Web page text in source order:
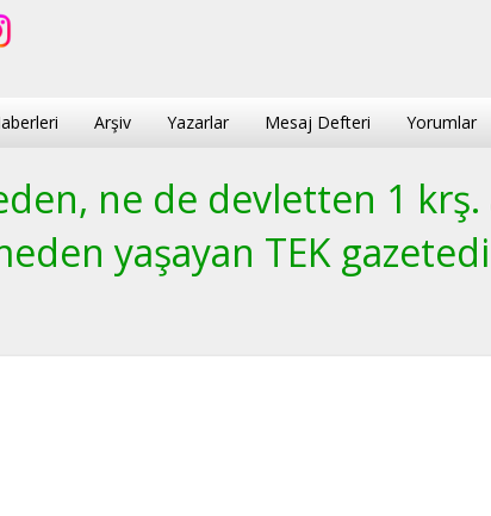
Arşiv Yazarlar Mesaj Defteri Yorumlar
ne de devletten 1
yaşayan TEK